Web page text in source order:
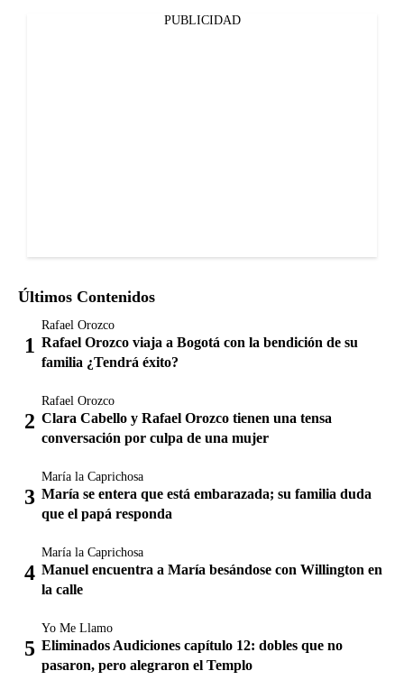
PUBLICIDAD
Últimos Contenidos
Rafael Orozco
Rafael Orozco viaja a Bogotá con la bendición de su
familia ¿Tendrá éxito?
Rafael Orozco
Clara Cabello y Rafael Orozco tienen una tensa
conversación por culpa de una mujer
María la Caprichosa
María se entera que está embarazada; su familia duda
que el papá responda
María la Caprichosa
Manuel encuentra a María besándose con Willington en
la calle
Yo Me Llamo
Eliminados Audiciones capítulo 12: dobles que no
pasaron, pero alegraron el Templo